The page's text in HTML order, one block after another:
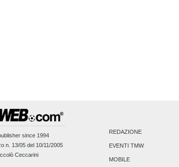
since 1994
n. 13/05 del 10/11/2005
Ceccarini
REDAZIONE
EVENTI TMW
MOBILE